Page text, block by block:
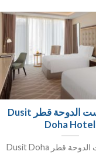
فندق دوست الدوحة قطر Dusit
Doha Hotel
فندق دوست الدوحة قطر Dusit Doha